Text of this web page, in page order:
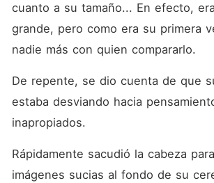
cuanto a su tamaño... En efecto,
grande, pero como era su primera
nadie más con quien compararlo.
De repente, se dio cuenta de que
estaba desviando hacia
inapropiados.
Rápidamente sacudió la cabeza
imágenes sucias al fondo de su